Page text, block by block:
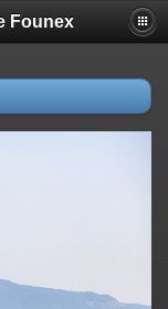
Founex